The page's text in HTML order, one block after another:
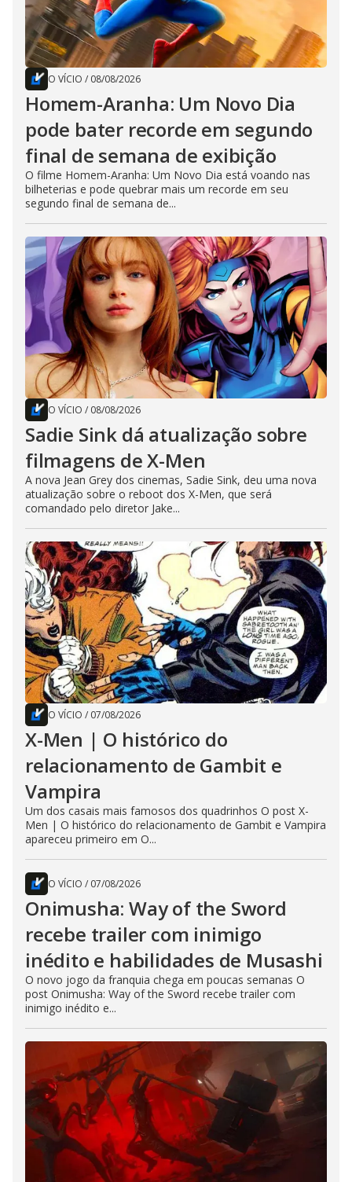
O VÍCIO / 08/08/2026
Homem-Aranha: Um Novo Dia
pode bater recorde em segundo
final de semana de exibição
O filme Homem-Aranha: Um Novo Dia está voando nas
bilheterias e pode quebrar mais um recorde em seu
segundo final de semana de...
O VÍCIO / 08/08/2026
Sadie Sink dá atualização sobre
filmagens de X-Men
A nova Jean Grey dos cinemas, Sadie Sink, deu uma nova
atualização sobre o reboot dos X-Men, que será
comandado pelo diretor Jake...
O VÍCIO / 07/08/2026
X-Men | O histórico do
relacionamento de Gambit e
Vampira
Um dos casais mais famosos dos quadrinhos O post X-
Men | O histórico do relacionamento de Gambit e Vampira
apareceu primeiro em O...
O VÍCIO / 07/08/2026
Onimusha: Way of the Sword
recebe trailer com inimigo
inédito e habilidades de Musashi
O novo jogo da franquia chega em poucas semanas O
post Onimusha: Way of the Sword recebe trailer com
inimigo inédito e...